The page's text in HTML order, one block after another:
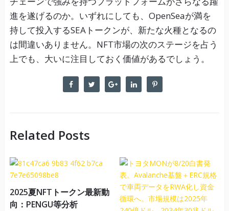
進を遂げるのか。いずれにしても、OpenSeaが満を
持して投入するSEAトークンが、新たな火種となるの
は間違いありません。NFT市場の次のステージを占う
上でも、大いに注目しておく価値があるでしょう。
Related Posts
2025夏NFTトークン最新動
向：PENGU等分析